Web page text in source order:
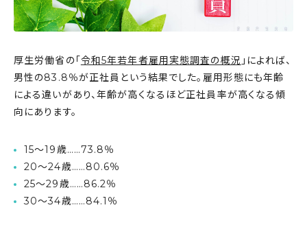
厚生労働省の「令和5年若年者雇用実態調査の概況 」によれば、
男性の83.8％が正社員という結果でした。雇用形態にも年齢
による違いがあり、年齢が高くなるほど正社員率が高くなる傾
向にあります。
15～19歳……73.8％
20～24歳……80.6％
25～29歳……86.2％
30～34歳……84.1％